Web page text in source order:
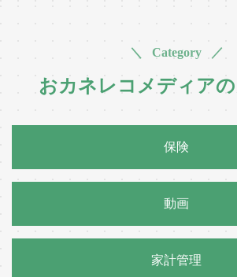
＼ Category ／
おカネレコメディア
保険
動画
家計管理